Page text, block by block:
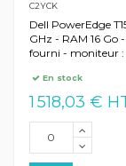
C2YCK
Dell PowerEdge
GHz - RAM 16 Go
fourni - moniteur :
En stock
1 518,03 €